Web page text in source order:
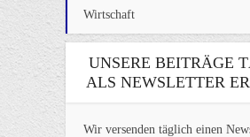
Wirtschaft
UNSERE BEITRÄGE
ALS NEWSLETTER
Wir versenden täglich einen